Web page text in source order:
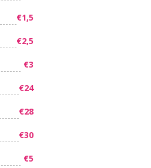
€1,5
€2,5
€3
€24
€28
€30
€5